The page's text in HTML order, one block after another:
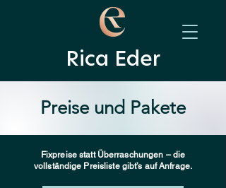
Rica Eder
Preise und Pakete
Fixpreise statt Überraschungen – die
vollständige Preisliste gibt’s auf Anfrage.